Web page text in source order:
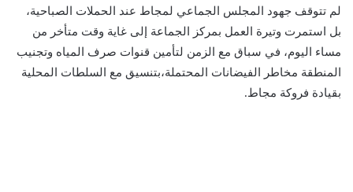
لم تتوقف جهود المجلس الجماعي لمجاط عند الحملات الصباحية،
بل استمرت وتيرة العمل بمركز الجماعة إلى غاية وقت متأخر من
مساء اليوم، في سباق مع الزمن لتأمين قنوات صرف المياه وتجنيب
المنطقة مخاطر الفيضانات المحتملة،بتنسيق مع السلطات المحلية
بقيادة فروكة مجاط.